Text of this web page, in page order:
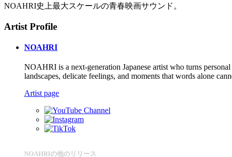
NOAHRI史上最大スケールの青春映画サウンド。
Artist Profile
NOAHRI
NOAHRI is a next-generation Japanese artist who turns
landscapes, delicate feelings, and moments that words alone
Artist page
NOAHRIの他のリリース